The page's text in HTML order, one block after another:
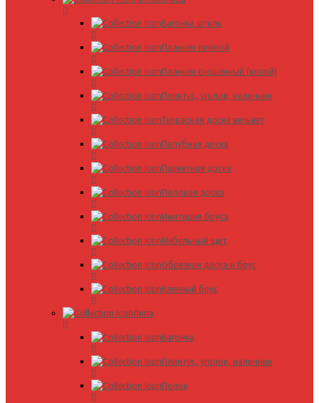
Вагонка штиль
Планкен прямой
Планкен скошенный (косой)
Плинтус, уголок, наличник
Террасная доска вельвет
Палубная доска
Паркетная доска
Половая доска
Имитация бруса
Мебельный щит
Обрезная доска и брус
Клееный брус
Липа
Вагонка
Плинтус, уголок, наличник
Полок